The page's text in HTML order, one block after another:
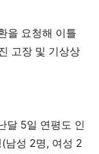
을 요청해 이틀
고장 및 기상상
달 5일 연평도 인
남성 2명, 여성 2